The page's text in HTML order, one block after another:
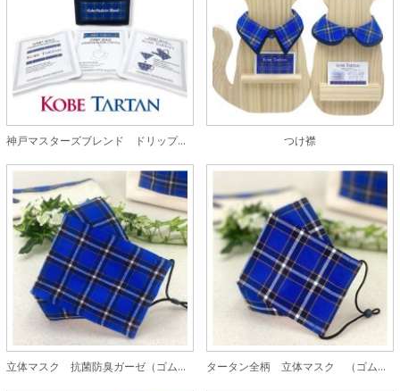
神戸マスターズブレンド ドリップバッグ 6パック入り つけ襟
立体マスク 抗菌防臭ガーゼ（ゴム紐ストッパー付） タータン全柄 立体マスク （ゴム紐ストッパー付）